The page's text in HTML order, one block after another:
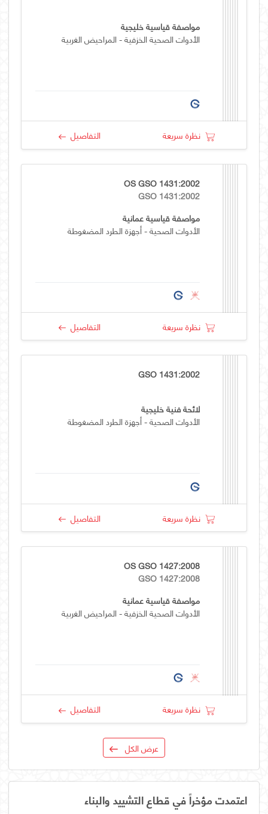
مواصفة قياسية خليجية
الأدوات الصحية الخزفية - المراحيض الغربية
نظرة سريعة التفاصيل
OS GSO 1431:2002
GSO 1431:2002
مواصفة قياسية عمانية
الأدوات الصحية - أجهزة الطرد المضغوطة
نظرة سريعة التفاصيل
GSO 1431:2002
لائحة فنية خليجية
الأدوات الصحية - أجهزة الطرد المضغوطة
نظرة سريعة التفاصيل
OS GSO 1427:2008
GSO 1427:2008
مواصفة قياسية عمانية
الأدوات الصحية الخزفية - المراحيض الغربية
نظرة سريعة التفاصيل
عرض الكل
اعتمدت مؤخراً في قطاع التشييد والبناء